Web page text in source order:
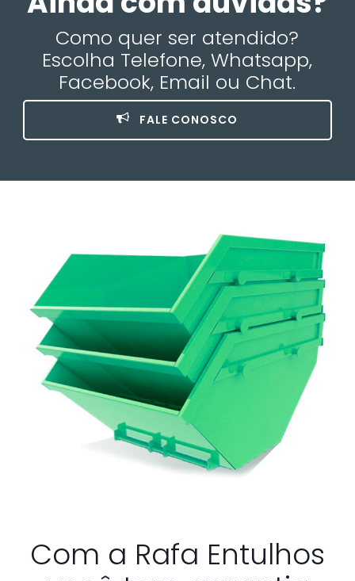
Como quer ser atendido?
Escolha Telefone, Whatsapp,
Facebook, Email ou Chat.
FALE CONOSCO
Com a Rafa Entulhos